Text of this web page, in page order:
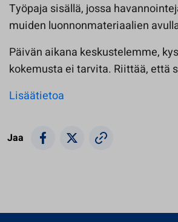
Työpaja sisällä, jossa
muiden luonnonmateriaalien
Päivän aikana keskustelemme,
kokemusta ei tarvita. Riittää, että
Lisäätietoa
Jaa